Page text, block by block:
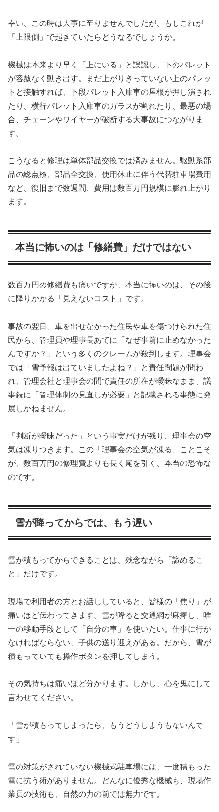
幸い、この時は大事に至りませんでしたが、もしこれが
「上限側」で起きていたらどうなるでしょうか。
機械は本来より早く「上にいる」と誤認し、下のパレット
が容赦なく動き出す。まだ上がりきっていない上のパレッ
トと接触すれば、下段パレット入庫車の屋根が押し潰され
たり、横行パレット入庫車のガラスが割れたり、最悪の場
合、チェーンやワイヤーが破断する大事故につながりま
す。
こうなると修理は単体部品交換では済みません。駆動系部
品の総点検、部品全交換、使用休止に伴う代替駐車場費用
など、復旧まで数週間、費用は数百万円規模に膨れ上がり
ます。
本当に怖いのは「修繕費」だけではない
数百万円の修繕費も痛いですが、本当に怖いのは、その後
に降りかかる「見えないコスト」です。
事故の翌日、車を出せなかった住民や車を傷つけられた住
民から、管理員や理事長あてに「なぜ事前に止めなかった
んですか？」という多くのクレームが殺到します。理事会
では「雪予報は出ていましたよね？」と責任問題が問わ
れ、管理会社と理事会の間で責任の所在が曖昧なまま、議
事録に「管理体制の見直しが必要」と記載される事態に発
展しかねません。
「判断が曖昧だった」という事実だけが残り、理事会の空
気は凍りつきます。この「理事会の空気が凍る」ことこそ
が、数百万円の修理費よりも長く尾を引く、本当の恐怖な
のです。
雪が降ってからでは、もう遅い
雪が積もってからできることは、残念ながら「諦めるこ
と」だけです。
現場で利用者の方とお話ししていると、皆様の「焦り」が
痛いほど伝わってきます。雪が降ると交通網が麻痺し、唯
一の移動手段として「自分の車」を使いたい。仕事に行か
なければならない、子供の送り迎えがある。だから、雪が
積もっていても操作ボタンを押してしまう。
その気持ちは痛いほど分かります。しかし、心を鬼にして
言わせてください。
「雪が積もってしまったら、もうどうしようもないんで
す」
雪の対策がされていない機械式駐車場には、一度積もった
雪に抗う術がありません。どんなに優秀な機械も、現場作
業員の技術も、自然の力の前では無力です。